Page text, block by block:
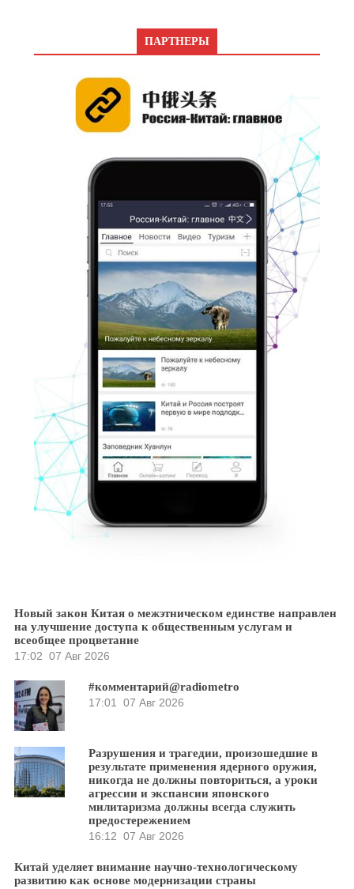
ПАРТНЕРЫ
Новый закон Китая о межэтническом единстве направлен
на улучшение доступа к общественным услугам и
всеобщее процветание
17:02 07 Авг 2026
#комментарий@radiometro
17:01 07 Авг 2026
Разрушения и трагедии, произошедшие в
результате применения ядерного оружия,
никогда не должны повториться, а уроки
агрессии и экспансии японского
милитаризма должны всегда служить
предостережением
16:12 07 Авг 2026
Китай уделяет внимание научно-технологическому
развитию как основе модернизации страны